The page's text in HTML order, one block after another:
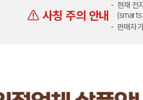
사칭 주의 안내
현재 전
판매자